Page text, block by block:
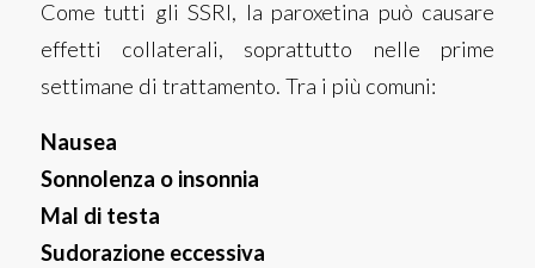
Come tutti gli SSRI, la paroxetina può causare
effetti collaterali, soprattutto nelle prime
settimane di trattamento. Tra i più comuni:
Nausea
Sonnolenza o insonnia
Mal di testa
Sudorazione eccessiva